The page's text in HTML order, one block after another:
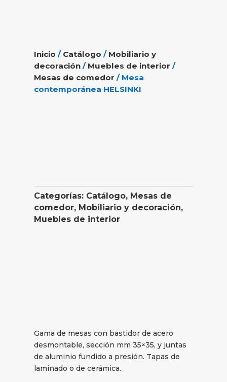
Inicio / Catálogo / Mobiliario y
decoración / Muebles de interior /
Mesas de comedor / Mesa
contemporánea HELSINKI
Categorías: Catálogo, Mesas de
comedor, Mobiliario y decoración,
Muebles de interior
Gama de mesas con bastidor de acero
desmontable, sección mm 35×35, y juntas
de aluminio fundido a presión. Tapas de
laminado o de cerámica.